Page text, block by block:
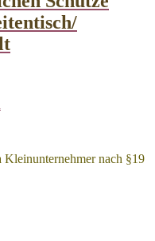
nach §19